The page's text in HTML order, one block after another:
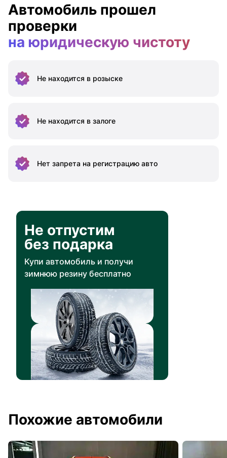
Автомобиль прошел
проверки
на юридическую чистоту
Не находится в розыске
Не находится в залоге
Нет запрета на регистрацию авто
Не отпустим
без подарка
Купи автомобиль и получи
зимнюю резину бесплатно
Похожие автомобили